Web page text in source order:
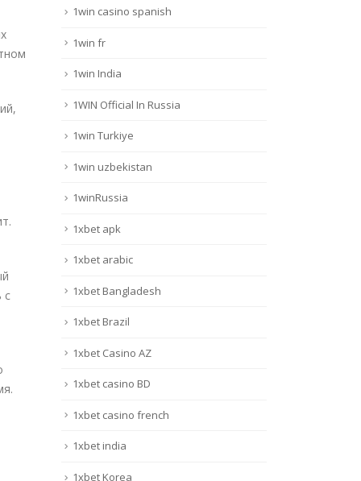
с
1win casino spanish
1win fr
1win India
1WIN Official In Russia
1win Turkiye
1win uzbekistan
1winRussia
1xbet apk
1xbet arabic
1xbet Bangladesh
1xbet Brazil
1xbet Casino AZ
1xbet casino BD
1xbet casino french
1xbet india
1xbet Korea